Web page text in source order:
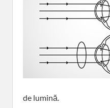
de lumină.